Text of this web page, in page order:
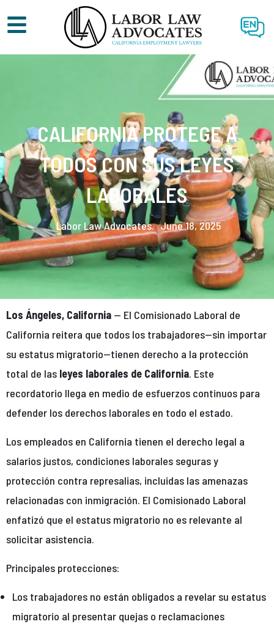
EN
CALIFORNIA PROTEGE A
TODOS CON SUS LEYES
LABORALES
Labor Law Advocates. June 18, 2025
Los Ángeles, California — El Comisionado Laboral de
California reitera que todos los trabajadores—sin importar
su estatus migratorio—tienen derecho a la protección
total de las leyes laborales de California. Este
recordatorio llega en medio de esfuerzos continuos para
defender los derechos laborales en todo el estado.
Los empleados en California tienen el derecho legal a
salarios justos, condiciones laborales seguras y
protección contra represalias, incluidas las amenazas
relacionadas con inmigración. El Comisionado Laboral
enfatizó que el estatus migratorio no es relevante al
solicitar asistencia.
Principales protecciones:
Los trabajadores no están obligados a revelar su estatus
migratorio al presentar quejas o reclamaciones